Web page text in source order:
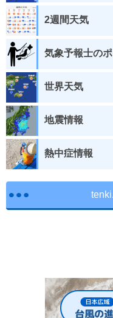
2週間天気
気象予報士の
世界天気
地震情報
熱中症情報